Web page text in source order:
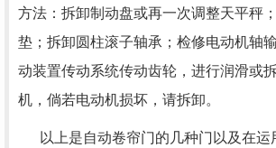
方法：拆卸制动盘或再一次调整天平秤
垫；拆卸圆柱滚子轴承；检修电动机轴
动装置传动系统传动齿轮，进行润滑或
机，倘若电动机损坏，请拆卸。
以上是自动卷帘门的几种门以及在运